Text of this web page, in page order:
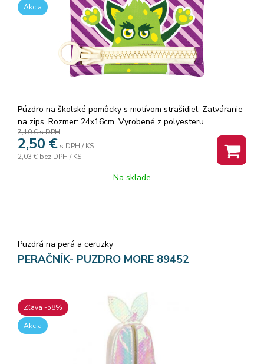
Akcia
Púzdro na školské pomôcky s motívom strašidiel. Zatváranie
na zips. Rozmer: 24x16cm. Vyrobené z polyesteru.
7,10 €s DPH
2,50 € s DPH / KS
2,03 € bez DPH / KS
Na sklade
Puzdrá na perá a ceruzky
PERAČNÍK- PUZDRO MORE 89452
Zľava -58%
Akcia